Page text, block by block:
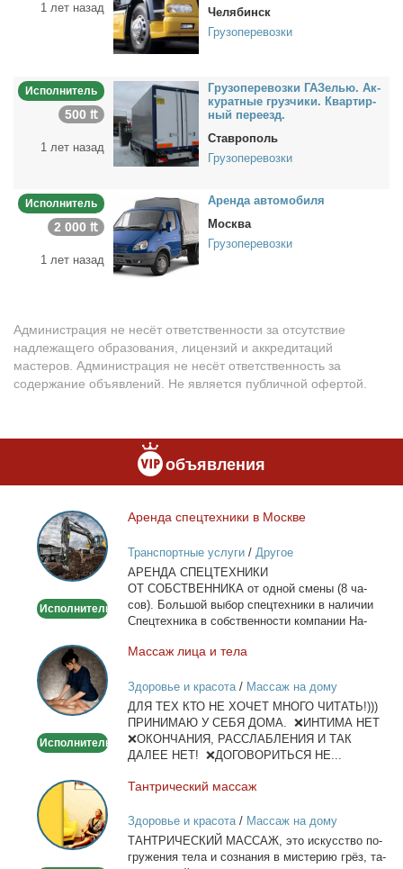
1 лет назад
Челябинск
Грузоперевозки
Исполнитель
500 ₶
1 лет назад
Гру­зо­пе­ре­воз­ки ГАЗелью. Ак­
ку­рат­ные груз­чи­ки. Квар­тир­
ный пе­ре­езд.
Ставрополь
Грузоперевозки
Исполнитель
2 000 ₶
1 лет назад
Арен­да ав­то­мо­би­ля
Москва
Грузоперевозки
Администрация не несёт ответственности за отсутствие
надлежащего образования, лицензий и аккредитаций
мастеров. Администрация не несёт ответственность за
содержание объявлений. Не является публичной офертой.
объявления
Аренда
спецтехники
в
Москве
Исполнитель
Арен­да спец­тех­ни­ки в Москве
Транспортные услуги/ Другое
АРЕНДА СПЕЦТЕХНИКИ
ОТ СОБСТВЕННИКА от од­ной сме­ны (8 ча­
сов). Боль­шой вы­бор спец­тех­ни­ки в на­ли­чии
Спец­тех­ни­ка в соб­ствен­но­сти ком­па­нии На­
Массаж
лица
и
тела
Исполнитель
Мас­саж ли­ца и те­ла
Здоровье и красота/ Массаж на дому
ДЛЯ ТЕХ КТО НЕ ХОЧЕТ МНОГО ЧИТАТЬ!)))
ПРИНИМАЮ У СЕБЯ ДОМА. ❌ИНТИМА НЕТ
❌ОКОНЧАНИЯ, РАССЛАБЛЕНИЯ И ТАК
ДАЛЕЕ НЕТ! ❌ДОГОВОРИТЬСЯ НЕ...
Тантрический
массаж
Тан­три­че­ский мас­саж
Здоровье и красота/ Массаж на дому
ТАНТРИЧЕСКИЙ МАССАЖ, это ис­кус­ство по­
гру­же­ния те­ла и со­зна­ния в ми­сте­рию грёз, та­